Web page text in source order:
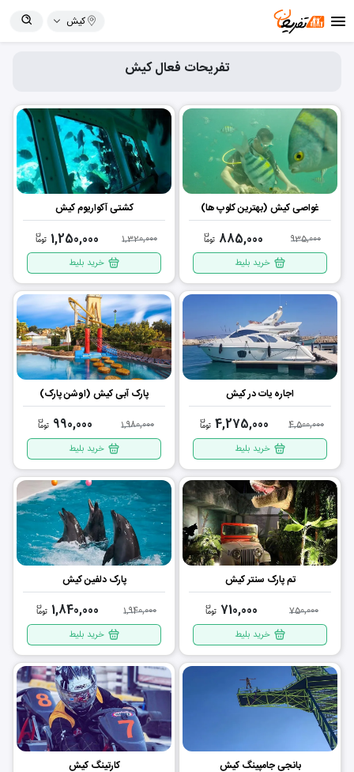
کیش
تفریحات فعال کیش
غواصی کیش (بهترین کلوپ ها)
935,000
885,000
خرید بلیط
کشتی آکواریوم کیش
1,320,000
1,250,000
خرید بلیط
اجاره یات در کیش
4,500,000
4,275,000
خرید بلیط
پارک آبی کیش (اوشن پارک)
1,980,000
990,000
خرید بلیط
تم پارک سنتر کیش
750,000
710,000
خرید بلیط
پارک دلفین کیش
1,940,000
1,840,000
خرید بلیط
بانجی جامپینگ کیش کارتینگ کیش